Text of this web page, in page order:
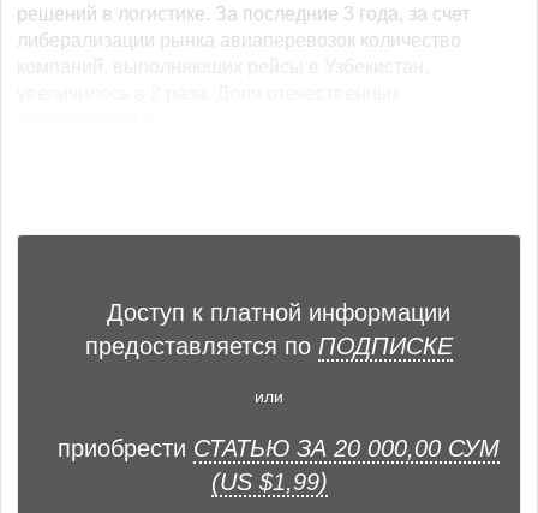
решений в логистике. За последние 3 года, за счет
либерализации рынка авиаперевозок количество
компаний, выполняющих рейсы в Узбекистан,
Доступ к платной информации
предоставляется по ПОДПИСКЕ
или
приобрести СТАТЬЮ ЗА 20 000,00 СУМ
(US $1,99)